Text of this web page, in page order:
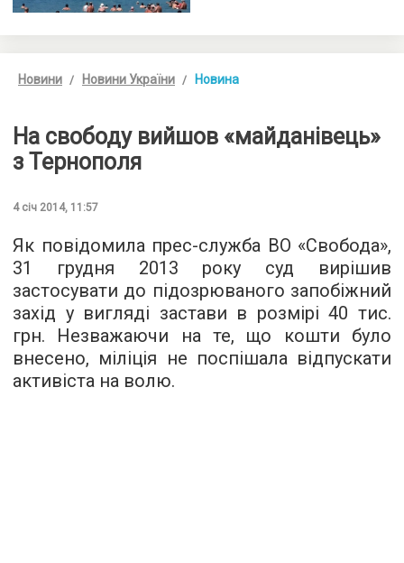
Новини Новини України Новина
На свободу вийшов «майданівець»
з Тернополя
4 січ 2014, 11:57
Як повідомила прес-служба ВО «Свобода»,
31 грудня 2013 року суд вирішив
застосувати до підозрюваного запобіжний
захід у вигляді застави в розмірі 40 тис.
грн. Незважаючи на те, що кошти було
внесено, міліція не поспішала відпускати
активіста на волю.